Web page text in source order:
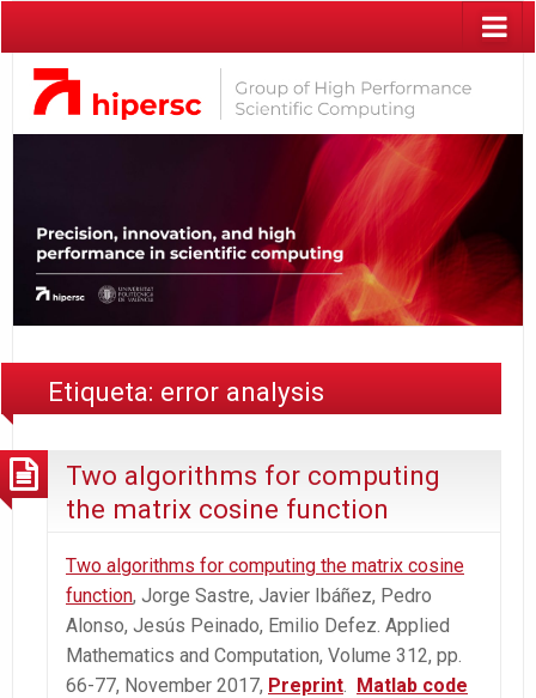
Etiqueta: error analysis
Two algorithms for computing
the matrix cosine function
Two algorithms for computing the matrix cosine
function, Jorge Sastre, Javier Ibáñez, Pedro
Alonso, Jesús Peinado, Emilio Defez. Applied
Mathematics and Computation, Volume 312, pp.
66-77, November 2017, Preprint
Matlab code